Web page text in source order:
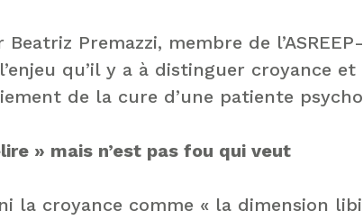
Premazzi, membre de
qu’il y a à distinguer croyance
de la cure d’une patiente
» mais n’est pas fou qui veut
la croyance comme « la dimension